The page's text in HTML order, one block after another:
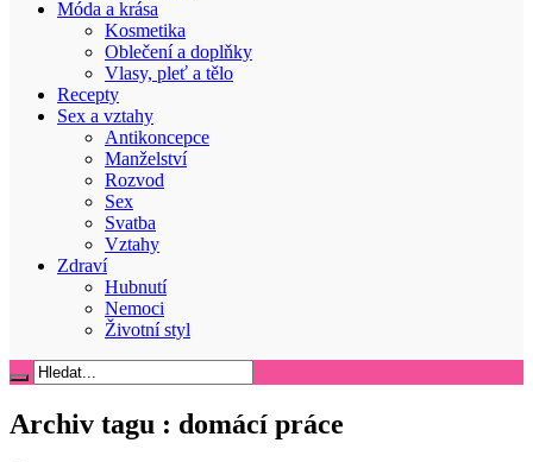
Móda a krása
Kosmetika
Oblečení a doplňky
Vlasy, pleť a tělo
Recepty
Sex a vztahy
Antikoncepce
Manželství
Rozvod
Sex
Svatba
Vztahy
Zdraví
Hubnutí
Nemoci
Životní styl
Archiv tagu : domácí práce